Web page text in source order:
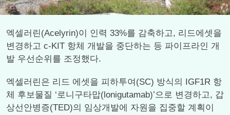
엑셀러린(Acelyrin)이 인력 33%를 감축하고, 리드에셋을
변경하고 c-KIT 항체 개발을 중단하는 등 파이프라인 개
발 우선순위를 조정했다.
엑셀러린은 리드 에셋을 피하투여(SC) 방식의 IGF1R 항
체 후보물질 ‘로니구타맙(lonigutamab)’으로 변경하고, 갑
상선안병증(TED)의 임상개발에 자원을 집중할 계획이